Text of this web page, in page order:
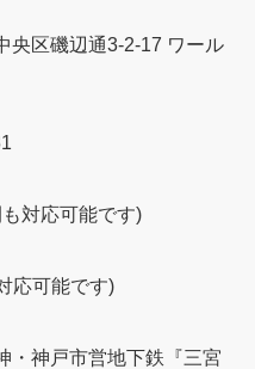
区磯辺通3-2-17 ワール
対応可能です)
応可能です)
・神戸市営地下鉄『三宮